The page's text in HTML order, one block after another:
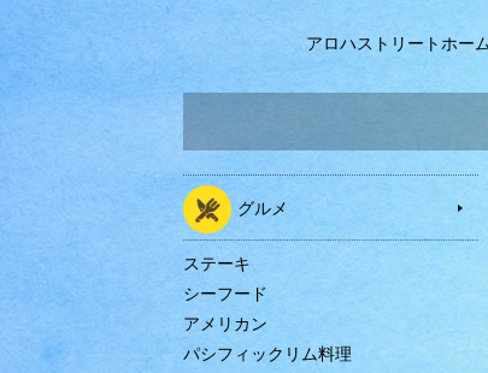
アロハストリートホー
グルメ
ステーキ
シーフード
アメリカン
パシフィックリム料理